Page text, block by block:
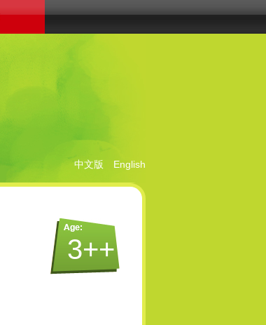
中文版 English
3++